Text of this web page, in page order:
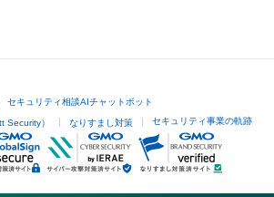
セキュリティ相談AIチャットボット
Security） なりすまし対策 セキュリティ事業の軌跡